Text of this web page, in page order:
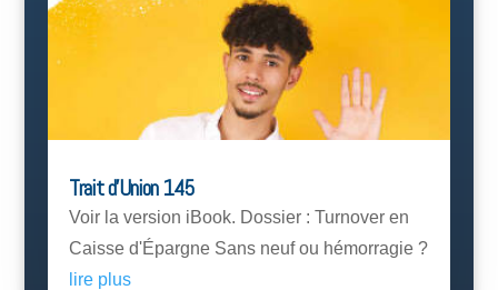
Trait d’Union 145
Voir la version iBook. Dossier : Turnover en
Caisse d'Épargne Sans neuf ou hémorragie ?
lire plus